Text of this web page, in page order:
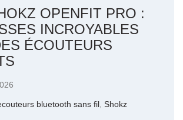
OPENFIT PRO :
INCROYABLES
ÉCOUTEURS
bluetooth sans fil Shokz